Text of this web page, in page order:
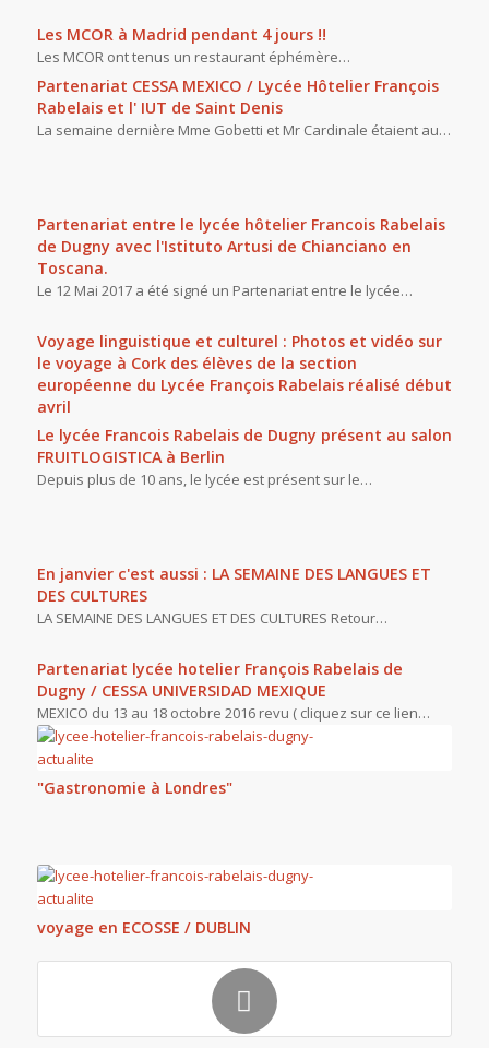
Les MCOR à Madrid pendant 4 jours !!
Les MCOR ont tenus un restaurant éphémère…
Partenariat CESSA MEXICO / Lycée Hôtelier François
Rabelais et l' IUT de Saint Denis
La semaine dernière Mme Gobetti et Mr Cardinale étaient au…
Partenariat entre le lycée hôtelier Francois Rabelais
de Dugny avec l'Istituto Artusi de Chianciano en
Toscana.
Le 12 Mai 2017 a été signé un Partenariat entre le lycée…
Voyage linguistique et culturel : Photos et vidéo sur
le voyage à Cork des élèves de la section
européenne du Lycée François Rabelais réalisé début
avril
Le lycée Francois Rabelais de Dugny présent au salon
FRUITLOGISTICA à Berlin
Depuis plus de 10 ans, le lycée est présent sur le…
En janvier c'est aussi : LA SEMAINE DES LANGUES ET
DES CULTURES
LA SEMAINE DES LANGUES ET DES CULTURES Retour…
Partenariat lycée hotelier François Rabelais de
Dugny / CESSA UNIVERSIDAD MEXIQUE
MEXICO du 13 au 18 octobre 2016 revu ( cliquez sur ce lien…
"Gastronomie à Londres"
voyage en ECOSSE / DUBLIN